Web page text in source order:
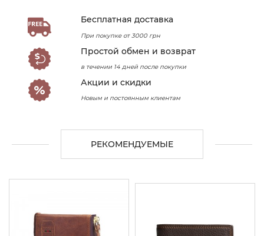
Бесплатная доставка
При покупке от 3000 грн
Простой обмен и возврат
в течении 14 дней после покупки
Акции и скидки
Новым и постоянным клиентам
РЕКОМЕНДУЕМЫЕ